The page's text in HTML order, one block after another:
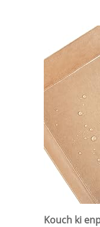
Kouch ki